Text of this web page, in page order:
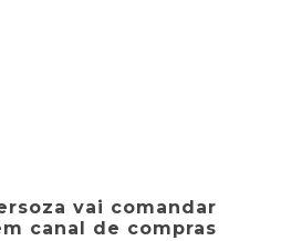
vai comandar
canal de compras